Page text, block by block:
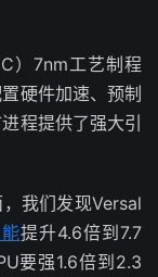
）7nm工艺制程
硬件加速、预制
程提供了强大引
，我们发现Versal
提升4.6倍到7.7
要强1.6倍到2.3